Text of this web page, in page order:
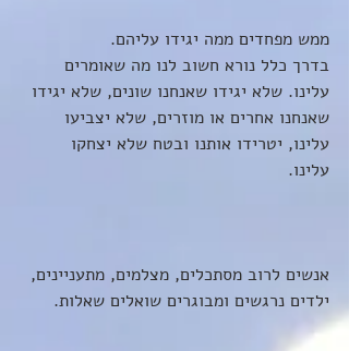
ממש מפחדים ממה יגידו עליהם.
בדרך כלל נורא חשוב לנו מה שאומרים
עלינו. שלא יגידו שאנחנו שונים, שלא יגידו
שאנחנו אחרים או מוזרים, שלא יצביעו
עלינו, יטרידו אותנו ובטח שלא יצחקו
עלינו.
אנשים לרוב מסתכלים, מצלמים, מתעניינים,
ילדים נרגשים ומבוגרים שואלים שאלות.